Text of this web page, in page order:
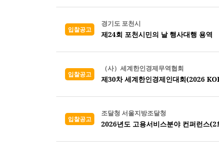
입찰공고
경기도 포천시
제24회 포천시민의 날 행사대행 용역
입찰공고
（사）세계한인경제무역협회
제30차 세계한인경제인대회(2026
입찰공고
조달청 서울지방조달청
2026년도 고용서비스분야 컨퍼런스